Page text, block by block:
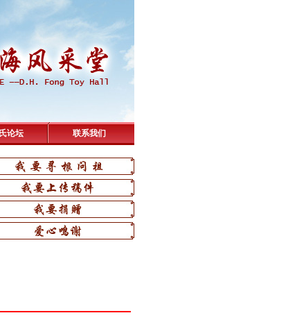
论坛 联系我们